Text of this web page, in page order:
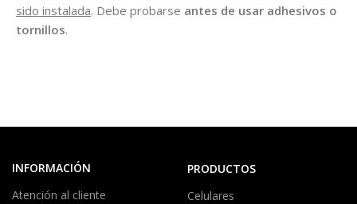
sido instalada. Debe probarse antes de usar adhesivos o
tornillos.
INFORMACIÓN
Atención al cliente
PRODUCTOS
Celulares